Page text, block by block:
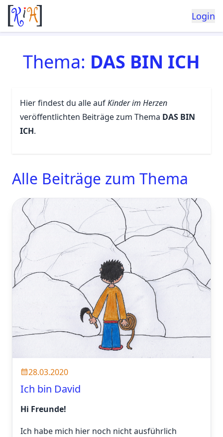
Login
Thema: DAS BIN ICH
Hier findest du alle aufKinder im Herzen
veröffentlichten Beiträge zum Thema DAS BIN
ICH.
Alle Beiträge zum Thema
28.03.2020
Ich bin David
Hi Freunde!
Ich habe mich hier noch nicht ausführlich